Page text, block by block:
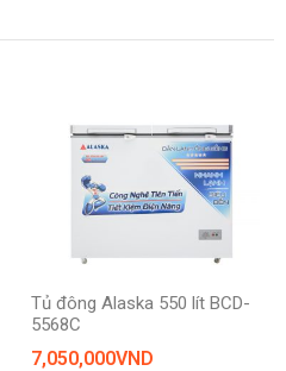
Tủ đông Alaska 550 lít BCD-
5568C
7,050,000VND